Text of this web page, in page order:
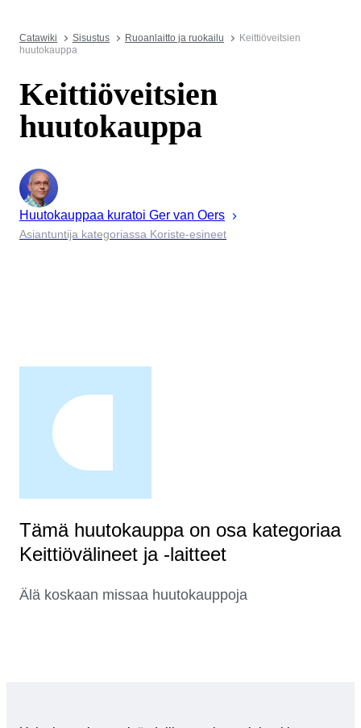
Catawiki Sisustus Ruoanlaitto ja ruokailu
Keittiöveitsien
huutokauppa
Keittiöveitsien
huutokauppa
Huutokauppaa kuratoi Ger van Oers
Asiantuntija kategoriassa Koriste-esineet
Tämä huutokauppa on osa kategoriaa
Keittiövälineet ja -laitteet
Älä koskaan missaa huutokauppoja